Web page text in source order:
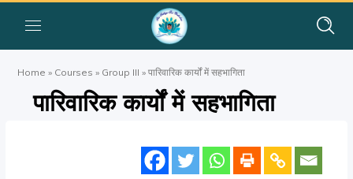
Home » Courses » Group III »पारिवारिक कार्यों में सहभागिता
पारिवारिक कार्यों में सहभागिता